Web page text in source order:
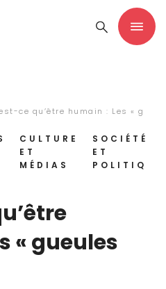
ce qu’être humain : Les «
CULTURE
ET
MÉDIAS
SOCIÉTÉ
ET
POLITIQUE
« gueules